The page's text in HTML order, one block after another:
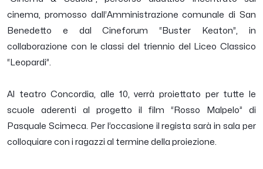
cinema, promosso dall’Amministrazione comunale di San
Benedetto e dal Cineforum “Buster Keaton”, in
collaborazione con le classi del triennio del Liceo Classico
“Leopardi”.
Al teatro Concordia, alle 10, verrà proiettato per tutte le
scuole aderenti al progetto il film “Rosso Malpelo” di
Pasquale Scimeca. Per l’occasione il regista sarà in sala per
colloquiare con i ragazzi al termine della proiezione.